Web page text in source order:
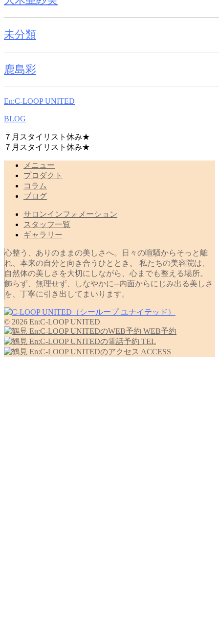
未分類
鹿島彩
En:C-LOOP UNITED
BLOG
７月スタイリスト休み★
７月スタイリスト休み★
メニュー
プロダクト
コラム
ブログ
サロンインフォメーション
スタッフ一覧
ギャラリー
心整う、ありのままの美しさへ。日々の喧騒からそっと離
れ、本来の自分と向き合うひととき。 私たちの美容院は、
自然体の美しさを大切にしながら、心までも整える場所。
飾らず、無理せず、しなやかに─内面からにじみ出る美しさ
を、丁寧に引き出してまいります。
© 2026 En:C-LOOP UNITED
WEB予約
TEL
ACCESS